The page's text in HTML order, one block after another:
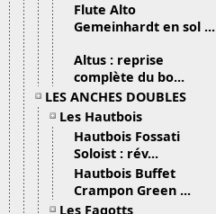
Flute Alto
Gemeinhardt en sol ...
Altus : reprise
complète du bo...
LES ANCHES DOUBLES
Les Hautbois
Hautbois Fossati
Soloist : rév...
Hautbois Buffet
Crampon Green ...
Les Fagotts